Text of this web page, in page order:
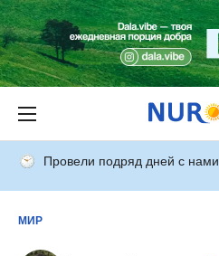
Провели подряд дней с нами
МИР